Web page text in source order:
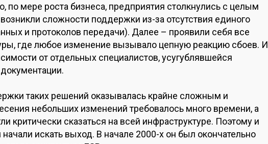
по мере роста бизнеса, предприятия столкнулись с целым
сложности поддержки из-за отсутствия единого
и протоколов передачи). Далее – проявили себя все
где любое изменение вызывало цепную реакцию сбоев. И
от отдельных специалистов, усугублявшейся
таких решений оказывалась крайне сложным и
небольших изменений требовалось много времени, а
критически сказаться на всей инфраструктуре. Поэтому и
искать выход. В начале 2000-х он был окончательно